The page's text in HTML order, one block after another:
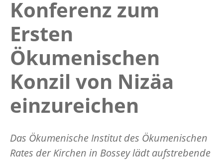
Konferenz zum
Ersten
Ökumenischen
Konzil von Nizäa
einzureichen
Das Ökumenische Institut des Ökumenischen
Rates der Kirchen in Bossey lädt aufstrebende